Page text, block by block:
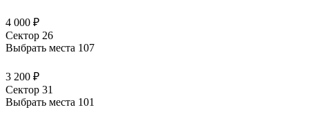
4 000 ₽
Сектор 26
Выбрать места 107
3 200 ₽
Сектор 31
Выбрать места 101